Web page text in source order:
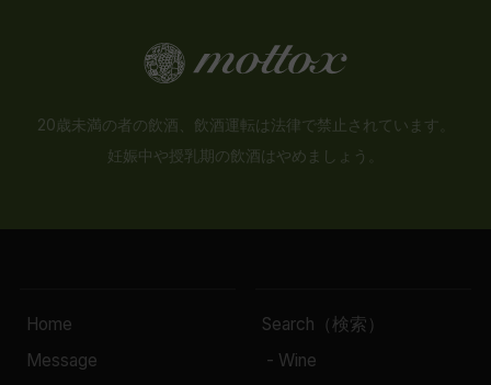
20歳未満の者の飲酒、飲酒運転は法律で禁止されています。
妊娠中や授乳期の飲酒はやめましょう。
Home
Message
Search（検索）
- Wine